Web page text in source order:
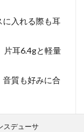
に入れる際も耳
片耳6.4gと軽量
質も好みに合
スデューサ